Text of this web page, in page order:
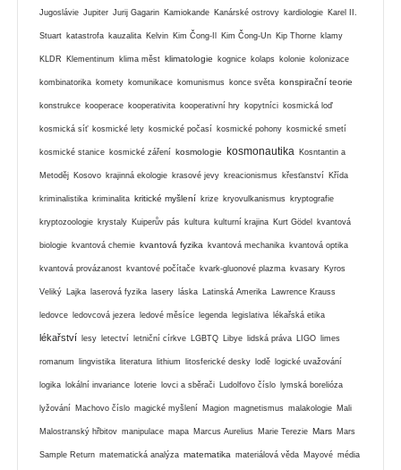
Jugoslávie Jupiter Jurij Gagarin Kamiokande Kanárské ostrovy kardiologie Karel II.
Stuart katastrofa kauzalita Kelvin Kim Čong-Il Kim Čong-Un Kip Thorne klamy
KLDR Klementinum klima měst klimatologie kognice kolaps kolonie kolonizace
kombinatorika komety komunikace komunismus konce světa konspirační teorie
konstrukce kooperace kooperativita kooperativní hry kopytníci kosmická loď
kosmická síť kosmické lety kosmické počasí kosmické pohony kosmické smetí
kosmické stanice kosmické záření kosmologie kosmonautika Kosntantin a
Metoděj Kosovo krajinná ekologie krasové jevy kreacionismus křesťanství Křída
kriminalistika kriminalita kritické myšlení krize kryovulkanismus kryptografie
kryptozoologie krystaly Kuiperův pás kultura kulturní krajina Kurt Gödel kvantová
biologie kvantová chemie kvantová fyzika kvantová mechanika kvantová optika
kvantová provázanost kvantové počítače kvark-gluonové plazma kvasary Kyros
Veliký Lajka laserová fyzika lasery láska Latinská Amerika Lawrence Krauss
ledovce ledovcová jezera ledové měsíce legenda legislativa lékařská etika
lékařství lesy letectví letniční církve LGBTQ Libye lidská práva LIGO limes
romanum lingvistika literatura lithium litosferické desky lodě logické uvažování
logika lokální invariance loterie lovci a sběrači Ludolfovo číslo lymská borelióza
lyžování Machovo číslo magické myšlení Magion magnetismus malakologie Mali
Malostranský hřbitov manipulace mapa Marcus Aurelius Marie Terezie Mars Mars
Sample Return matematická analýza matematika materiálová věda Mayové média